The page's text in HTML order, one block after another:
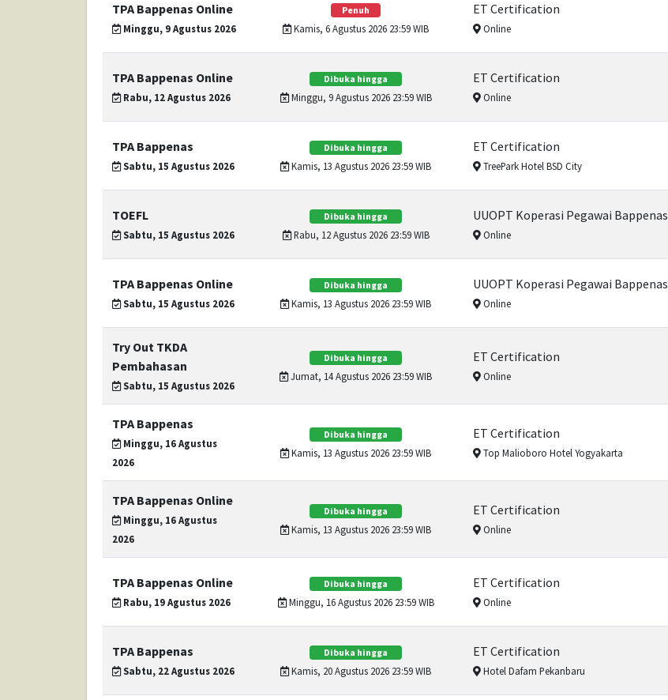
TPA Bappenas Online
Minggu, 9 Agustus 2026
Penuh
Kamis, 6 Agustus 2026 23:59 WIB
ET Certification
Online
TPA Bappenas Online
Rabu, 12 Agustus 2026
Dibuka hingga
Minggu, 9 Agustus 2026 23:59 WIB
ET Certification
Online
TPA Bappenas
Sabtu, 15 Agustus 2026
Dibuka hingga
Kamis, 13 Agustus 2026 23:59 WIB
ET Certification
TreePark Hotel BSD City
TOEFL
Sabtu, 15 Agustus 2026
Dibuka hingga
Rabu, 12 Agustus 2026 23:59 WIB
UUOPT Koperasi Pegawai Bappenas
Online
TPA Bappenas Online
Sabtu, 15 Agustus 2026
Dibuka hingga
Kamis, 13 Agustus 2026 23:59 WIB
UUOPT Koperasi Pegawai Bappenas
Online
Try Out TKDA
Pembahasan
Sabtu, 15 Agustus 2026
Dibuka hingga
Jumat, 14 Agustus 2026 23:59 WIB
ET Certification
Online
TPA Bappenas
Minggu, 16 Agustus
2026
Dibuka hingga
Kamis, 13 Agustus 2026 23:59 WIB
ET Certification
Top Malioboro Hotel Yogyakarta
TPA Bappenas Online
Minggu, 16 Agustus
2026
Dibuka hingga
Kamis, 13 Agustus 2026 23:59 WIB
ET Certification
Online
TPA Bappenas Online
Rabu, 19 Agustus 2026
Dibuka hingga
Minggu, 16 Agustus 2026 23:59 WIB
ET Certification
Online
TPA Bappenas
Sabtu, 22 Agustus 2026
Dibuka hingga
Kamis, 20 Agustus 2026 23:59 WIB
ET Certification
Hotel Dafam Pekanbaru